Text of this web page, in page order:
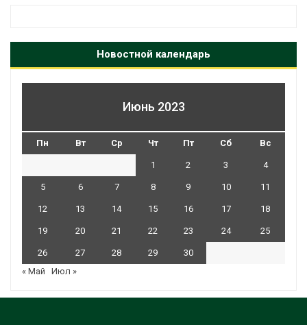
Новостной календарь
Июнь 2023
Пн Вт Ср Чт Пт Сб Вс
1 2 3 4
5 6 7 8 9 10 11
12 13 14 15 16 17 18
19 20 21 22 23 24 25
26 27 28 29
30
« Май
Июл »